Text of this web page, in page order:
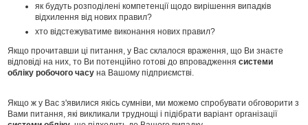
як будуть розподілені компетенції щодо вирішення випадків
відхилення від нових правил?
хто відстежуватиме виконання нових правил?
Якщо прочитавши ці питання, у Вас склалося враження, що Ви знаєте
відповіді на них, то Ви потенційно готові до впровадження системи
обліку робочого часу на Вашому підприємстві.
Якщо ж у Вас з'явилися якісь сумніви, ми можемо спробувати обговорити з
Вами питання, які викликали труднощі і підібрати варіант організації